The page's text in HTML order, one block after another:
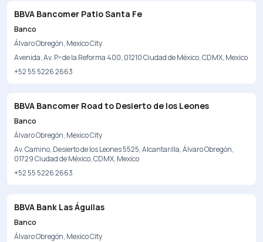
BBVA Bancomer Patio Santa Fe
Banco
Álvaro Obregón, Mexico City
Avenida, Av. P.º de la Reforma 400, 01210 Ciudad de México, CDMX, Mexico
+52 55 5226 2663
BBVA Bancomer Road to Desierto de los Leones
Banco
Álvaro Obregón, Mexico City
Av. Camino, Desierto de los Leones 5525, Alcantarilla, Álvaro Obregón,
01729 Ciudad de México, CDMX, Mexico
+52 55 5226 2663
BBVA Bank Las Águilas
Banco
Álvaro Obregón, Mexico City